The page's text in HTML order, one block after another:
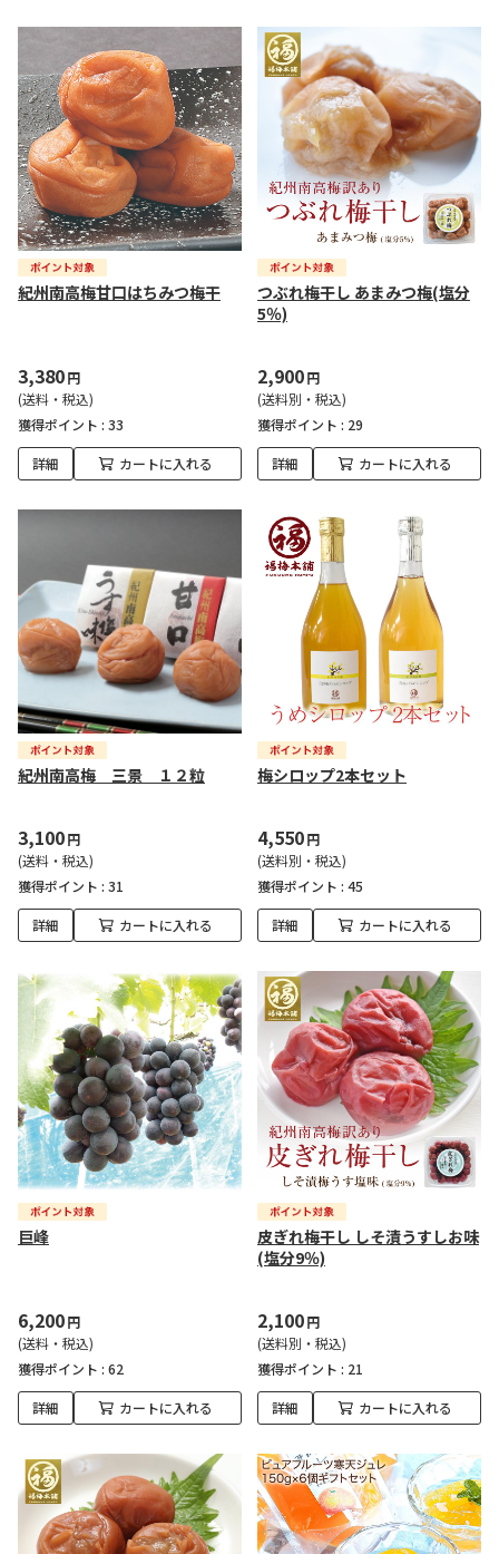
紀州南高梅甘口はちみつ梅干
3,380円
(送料・税込)
獲得ポイント : 33
詳細 カートに入れる
つぶれ梅干し あまみつ梅(塩分
5％)
2,900円
(送料別・税込)
獲得ポイント : 29
詳細 カートに入れる
紀州南高梅 三景 １２粒
3,100円
(送料・税込)
獲得ポイント : 31
詳細 カートに入れる
梅シロップ2本セット
4,550円
(送料別・税込)
獲得ポイント : 45
詳細 カートに入れる
巨峰
6,200円
(送料・税込)
獲得ポイント : 62
詳細 カートに入れる
皮ぎれ梅干し しそ漬うすしお味
(塩分9％)
2,100円
(送料別・税込)
獲得ポイント : 21
詳細 カートに入れる